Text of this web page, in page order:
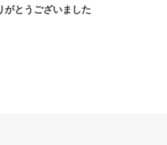
がとうございました